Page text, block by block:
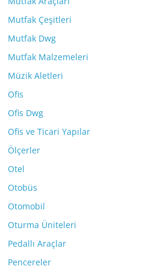
Mutfak Çeşitleri
Mutfak Dwg
Mutfak Malzemeleri
Müzik Aletleri
Ofis
Ofis Dwg
Ofis ve Ticari Yapılar
Ölçerler
Otel
Otobüs
Otomobil
Oturma Üniteleri
Pedallı Araçlar
Pencereler